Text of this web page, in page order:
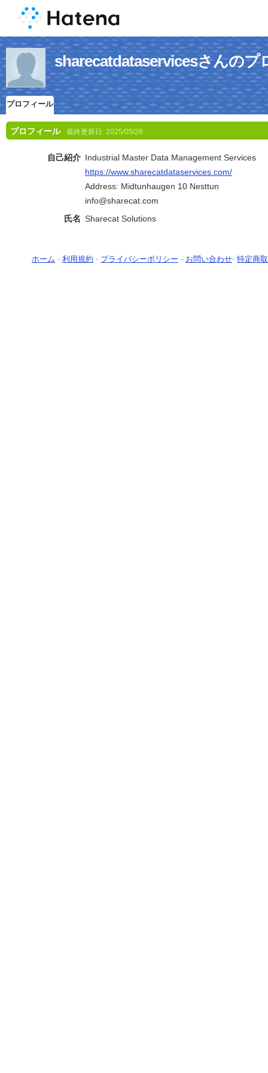
sharecatdataservicesさんのプ
プロフィール
プロフィール 最終更新日: 2025/05/28
自己紹介 Industrial Master Data Management Services
https://www.sharecatdataservices.com/
Address: Midtunhaugen 10 Nesttun
info@sharecat.com
氏名 Sharecat Solutions
ホーム - 利用規約 - プライバシーポリシー - お問い合わせ- 特定商